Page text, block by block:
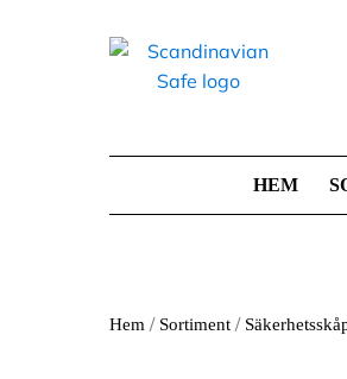
HEM
Hem / Sortiment /